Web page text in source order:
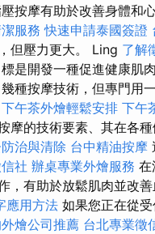
按摩有助於改善身體和
服務 快速申請泰國簽證
但壓力更大。 Ling 了解
是開發一種促進健康肌
種按摩技術，但專門用
下午茶外燴輕鬆安排 下午
摩的技術要素、其在各
治與清除 台中精油按摩
社 辦桌專業外燴服務 在
，有助於放鬆肌肉並改善
應用方法 如果您正在從
燴公司推薦 台北專業徵